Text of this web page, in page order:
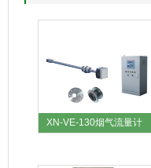
XN-VE-130烟气流量计